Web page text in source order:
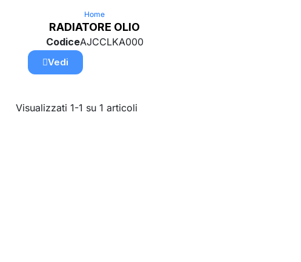
Home
RADIATORE OLIO
CodiceAJCCLKA000
Vedi
Visualizzati 1-1 su 1 articoli